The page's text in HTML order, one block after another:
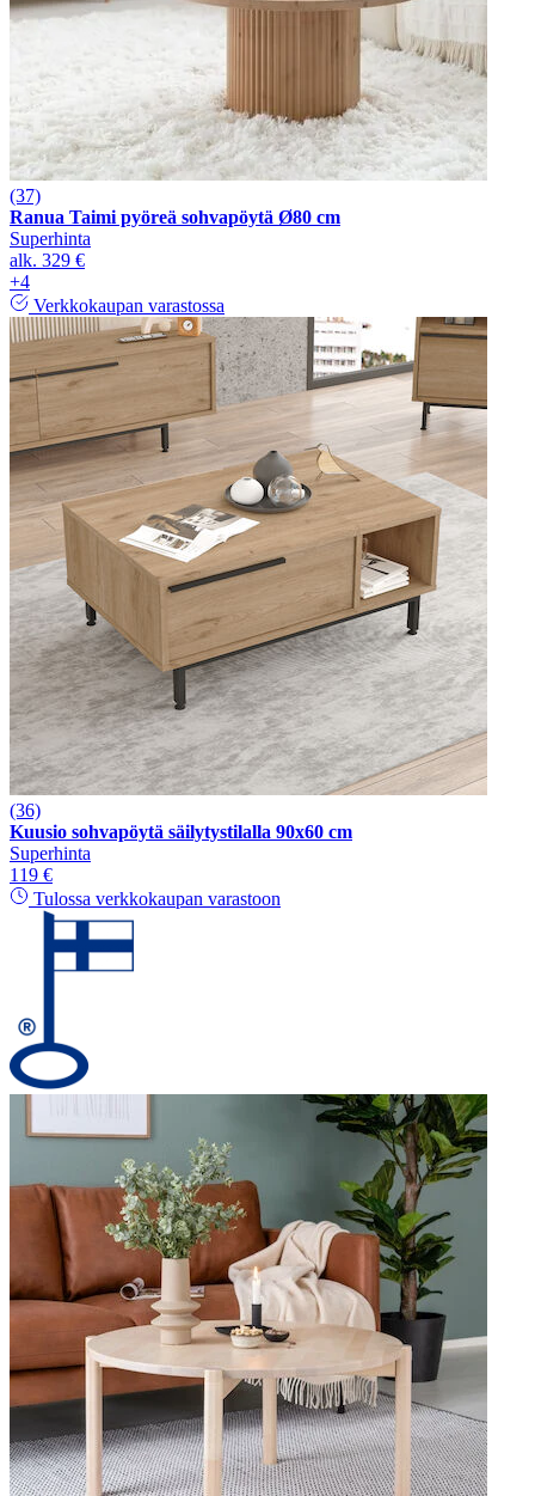
(37)
Ranua Taimi pyöreä sohvapöytä Ø80 cm
Superhinta
alk. 329 €
+4
Verkkokaupan varastossa
(36)
Kuusio sohvapöytä säilytystilalla 90x60 cm
Superhinta
119 €
Tulossa verkkokaupan varastoon